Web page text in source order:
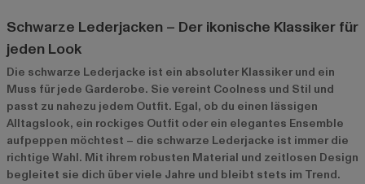
Schwarze Lederjacken – Der ikonische Klassiker für
jeden Look
Die schwarze Lederjacke ist ein absoluter Klassiker und ein
Muss für jede Garderobe. Sie vereint Coolness und Stil und
passt zu nahezu jedem Outfit. Egal, ob du einen lässigen
Alltagslook, ein rockiges Outfit oder ein elegantes Ensemble
aufpeppen möchtest – die schwarze Lederjacke ist immer die
richtige Wahl. Mit ihrem robusten Material und zeitlosen Design
begleitet sie dich über viele Jahre und bleibt stets im Trend.